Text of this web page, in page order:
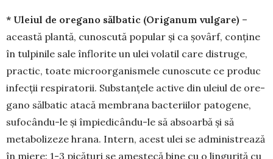
* Uleiul de oregano sălbatic (Origanum vulgare) –
această plantă, cunoscută popular și ca șovârf, conține
în tulpinile sale înflorite un ulei volatil care distruge,
practic, toate microorga­nis­mele cunoscute ce produc
infecții respira­torii. Sub­stanțele active din uleiul de ore­
gano sălbatic atacă membrana bacteriilor patogene,
sufo­cân­du-le și împiedicându-le să ab­soarbă și să
metabo­lizeze hrana. Intern, acest ulei se adminis­trează
în miere: 1-3 picături se amestecă bine cu o linguriță cu